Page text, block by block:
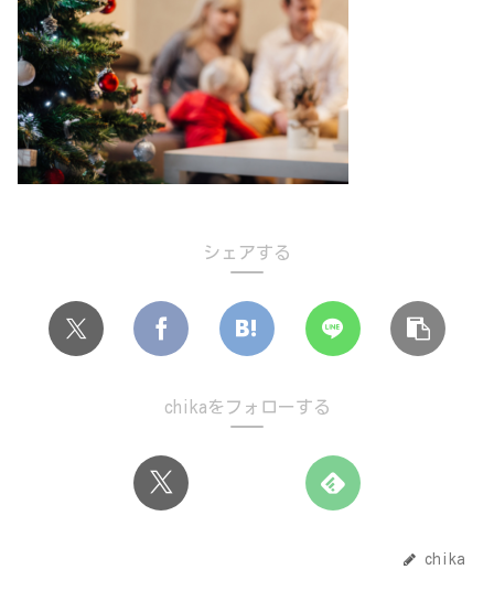
シェアする
chikaをフォローする
chika